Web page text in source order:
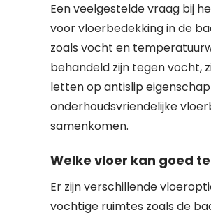
Een veelgestelde vraag bij
voor vloerbedekking in de
zoals vocht en
behandeld zijn tegen vocht,
letten op antislip
onderhoudsvriendelijke
samenkomen.
Welke vloer kan goed
Er zijn verschillende
vochtige ruimtes zoals de